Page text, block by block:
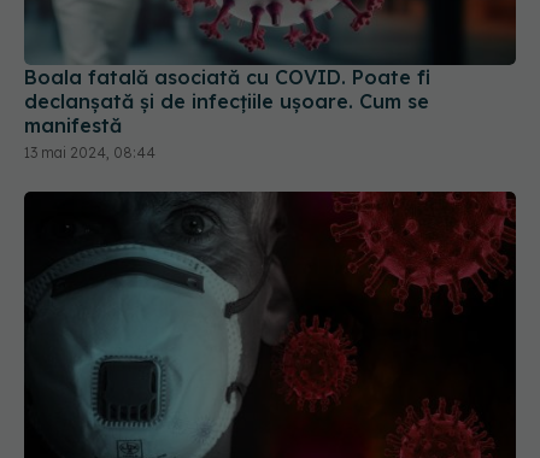
Boala fatală asociată cu COVID. Poate fi
declanșată și de infecțiile ușoare. Cum se
manifestă
13 mai 2024, 08:44